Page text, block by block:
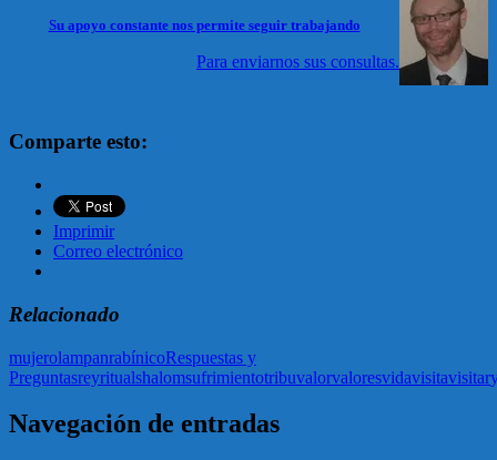
Su apoyo constante nos permite seguir trabajando
Para enviarnos sus consultas.
Comparte esto:
Imprimir
Correo electrónico
Relacionado
mujerolampanrabínicoRespuestas y
Preguntasreyritualshalomsufrimientotribuvalorvaloresvidavisitavisitar
Navegación de entradas